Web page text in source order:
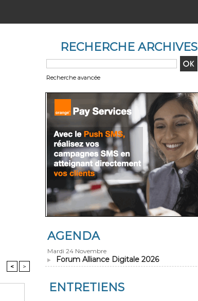
< >
RECHERCHE ARCHIVES
Recherche avancée
AGENDA
Mardi 24 Novembre
Forum Alliance Digitale 2026
ENTRETIENS